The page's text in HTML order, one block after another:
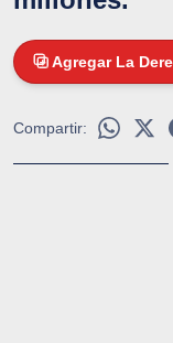
Agregar La
Compartir: